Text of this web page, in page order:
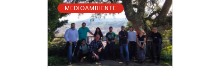
MEDIOAMBIENTE